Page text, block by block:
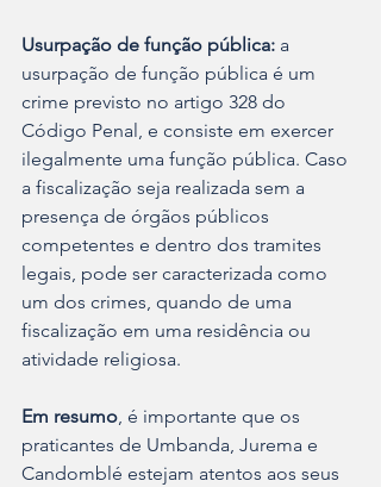
Usurpação de função pública: a
usurpação de função pública é um
crime previsto no artigo 328 do
Código Penal, e consiste em exercer
ilegalmente uma função pública. Caso
a fiscalização seja realizada sem a
presença de órgãos públicos
competentes e dentro dos tramites
legais, pode ser caracterizada como
um dos crimes, quando de uma
fiscalização em uma residência ou
atividade religiosa.
Em resumo , é importante que os
praticantes de Umbanda, Jurema e
Candomblé estejam atentos aos seus